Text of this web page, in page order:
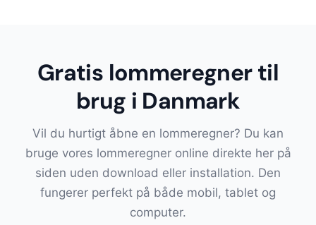
Gratis lommeregner til
brug i Danmark
Vil du hurtigt åbne en lommeregner? Du kan
bruge vores lommeregner online direkte her på
siden uden download eller installation. Den
fungerer perfekt på både mobil, tablet og
computer.